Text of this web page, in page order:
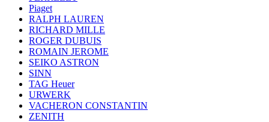
Piaget
RALPH LAUREN
RICHARD MILLE
ROGER DUBUIS
ROMAIN JEROME
SEIKO ASTRON
SINN
TAG Heuer
URWERK
VACHERON CONSTANTIN
ZENITH